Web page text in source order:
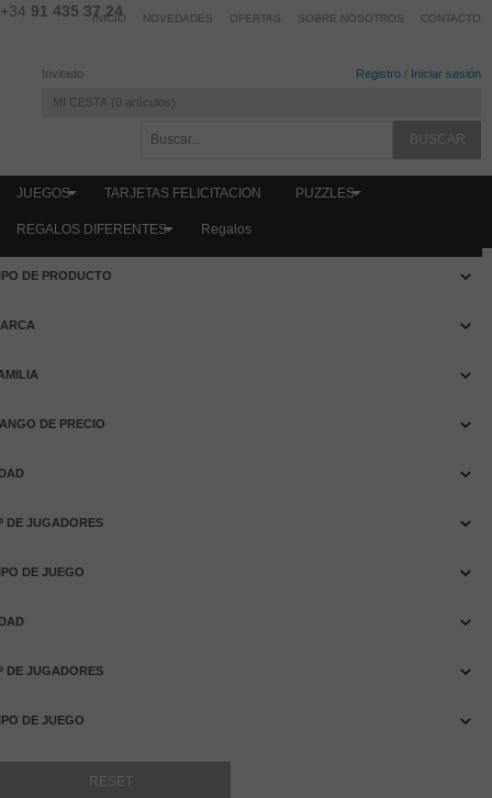
+34 91 435 37 24
Invitado Registro / Iniciar sesión
MI CESTA 0 artículos
INICIO NOVEDADES OFERTAS SOBRE NOSOTROS CONTACTO
JUEGOS TARJETAS FELICITACION PUZZLES
REGALOS DIFERENTES Regalos
DE PRODUCTO
DE PRECIO
DE JUGADORES
DE JUEGO
DE JUGADORES
DE JUEGO